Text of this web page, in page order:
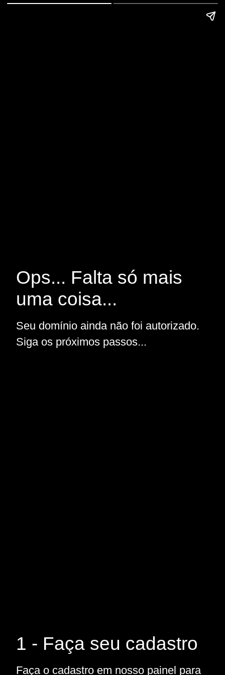
Ops... Falta só mais
uma coisa...
Seu domínio ainda não foi autorizado.
Siga os próximos passos...
1 - Faça seu cadastro
Faça o cadastro em nosso painel para